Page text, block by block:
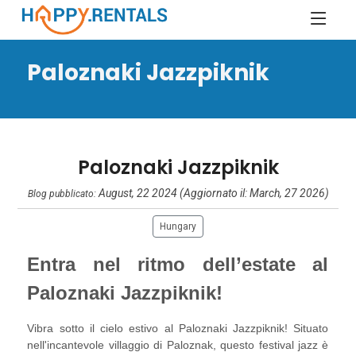
Paloznaki Jazzpiknik
Paloznaki Jazzpiknik
Blog pubblicato:August, 22 2024 (Aggiornato il: March, 27 2026)
Hungary
Entra nel ritmo dell’estate al
Paloznaki Jazzpiknik!
Vibra sotto il cielo estivo al Paloznaki Jazzpiknik! Situato
nell'incantevole villaggio di Paloznak, questo festival jazz è